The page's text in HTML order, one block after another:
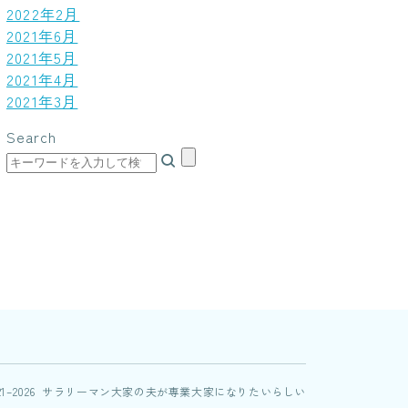
2022年2月
2021年6月
2021年5月
2021年4月
2021年3月
Search
サラリーマン大家の夫が専業大家になりたいらしい